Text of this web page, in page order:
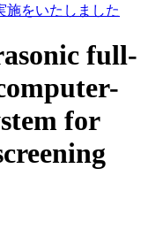
施をいたしました
full-
for